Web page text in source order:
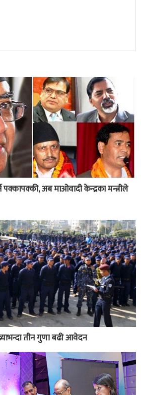
पक्कापक्की, अब माओवादी केन्द्रका मन्त्रीले
तीन गुणा बढी आवेदन